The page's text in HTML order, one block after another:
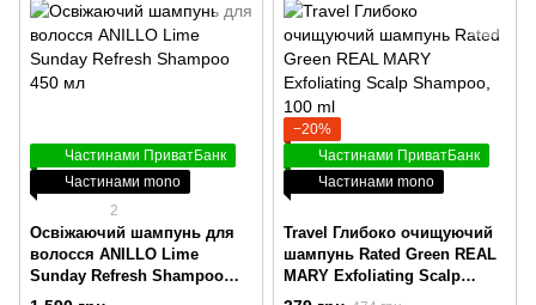
Частинами ПриватБанк
Частинами mono
2
Освіжаючий шампунь для
волосся ANILLO Lime
Sunday Refresh Shampoo
450 мл
−20%
Частинами ПриватБанк
Частинами mono
Travel Глибоко очищуючий
шампунь Rated Green REAL
MARY Exfoliating Scalp
Shampoo, 100 ml